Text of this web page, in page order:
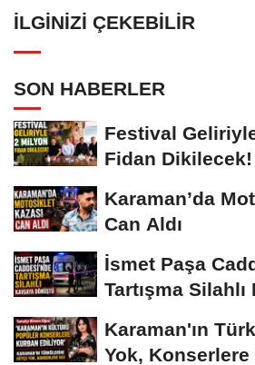
İLGINIZI ÇEKEBILIR
SON HABERLER
Festival
Fidan Dikilecek!
Karaman’da
Can Aldı
İsmet Paşa
Tartışma
Karaman'ın
Yok, Konserlere